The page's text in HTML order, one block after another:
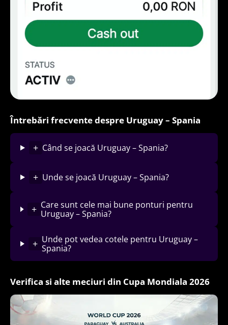
Întrebări frecvente despre Uruguay – Spania
+ Când se joacă Uruguay – Spania?
+ Unde se joacă Uruguay – Spania?
+ Care sunt cele mai bune ponturi pentru
Uruguay – Spania?
+ Unde pot vedea cotele pentru Uruguay –
Spania?
Verifica si alte meciuri din Cupa Mondiala 2026